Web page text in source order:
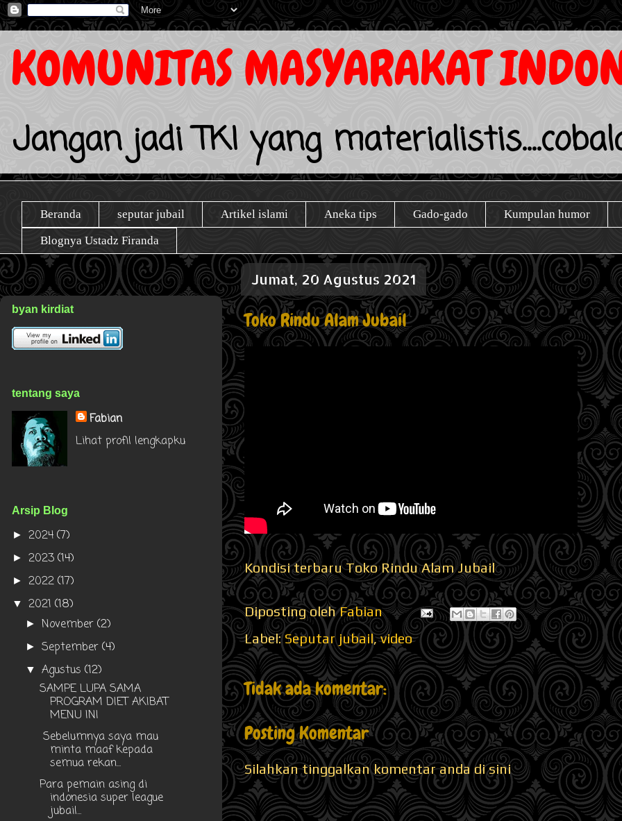
KOMUNITAS MASYARAKAT
Jangan jadi TKI yang
Beranda seputar jubail Artikel islami Aneka tips Gado-gado Kumpulan humor
Blognya Ustadz Firanda
Jumat, 20 Agustus 2021
Toko Rindu Alam Jubail
Kondisi terbaru Toko Rindu Alam Jubail
Diposting olehFabian
Label:Seputar jubail,video
Tidak ada komentar:
Posting Komentar
Silahkan tinggalkan komentar anda di sini
byan kirdiat
tentang saya
Fabian
Lihat profil lengkapku
Arsip Blog
► 2024 (7)
► 2023 (14)
► 2022 (17)
▼ 2021 (18)
►November(2)
►September(4)
▼Agustus(12)
SAMPE LUPA SAMA
PROGRAM DIET AKIBAT
MENU INI
Sebelumnya saya mau
minta maaf kepada
semua rekan...
Para pemain asing di
indonesia super league
jubail...